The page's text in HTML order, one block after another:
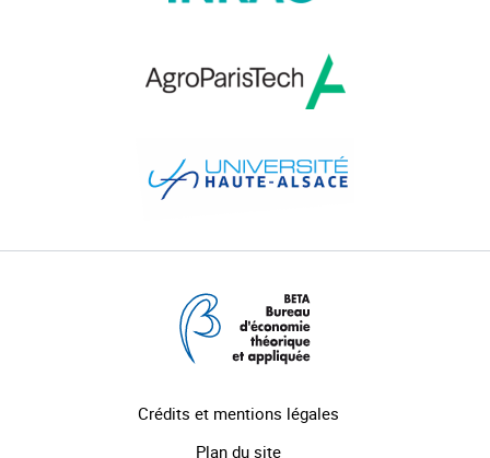
Crédits et mentions légales
Plan du site